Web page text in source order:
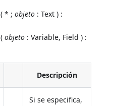
( * ;objeto : Text ) :
(objeto : Variable, Field ) :
Descripción
Si se especifica,